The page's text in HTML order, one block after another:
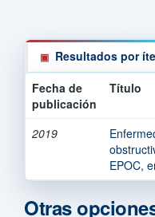
Resultados por
Fecha de
publicación
Título
2019
EPOC,
Otras